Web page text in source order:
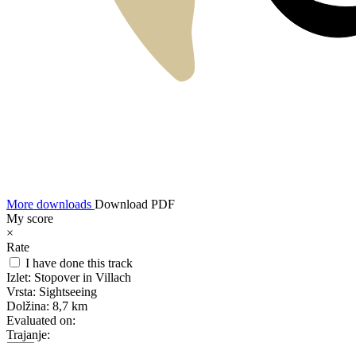
More downloads Download PDF
My score
×
Rate
I have done this track
Izlet: Stopover in Villach
Vrsta: Sightseeing
Dolžina: 8,7 km
Evaluated on:
Trajanje: